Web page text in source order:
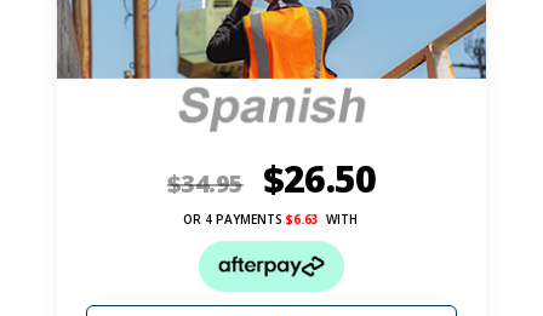
$34.95 $26.50
OR 4 PAYMENTS $6.63 WITH